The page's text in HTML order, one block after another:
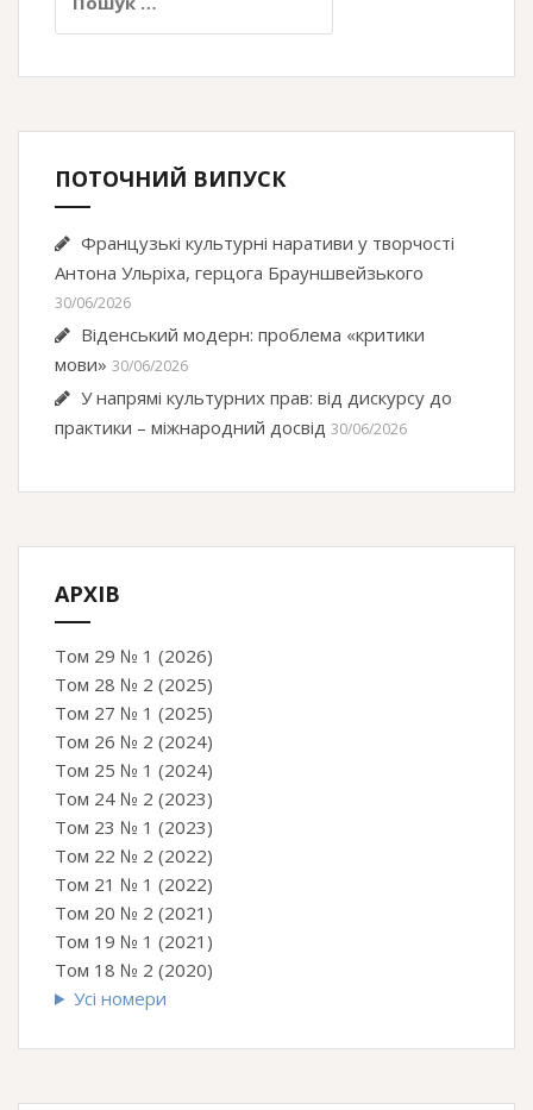
ПОТОЧНИЙ ВИПУСК
Французькі культурні наративи у творчості
Антона Ульріха, герцога Брауншвейзького
30/06/2026
Віденський модерн: проблема «критики
мови» 30/06/2026
У напрямі культурних прав: від дискурсу до
практики – міжнародний досвід 30/06/2026
АРХІВ
Том 29 № 1 (2026)
Том 28 № 2 (2025)
Том 27 № 1 (2025)
Том 26 № 2 (2024)
Том 25 № 1 (2024)
Том 24 № 2 (2023)
Том 23 № 1 (2023)
Том 22 № 2 (2022)
Том 21 № 1 (2022)
Том 20 № 2 (2021)
Том 19 № 1 (2021)
Том 18 № 2 (2020)
Усі номери